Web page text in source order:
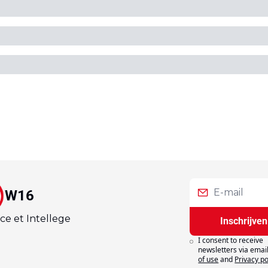
W16
et Intellege Inschrijven
I consent to receive
newsletters via
of useand Privacy